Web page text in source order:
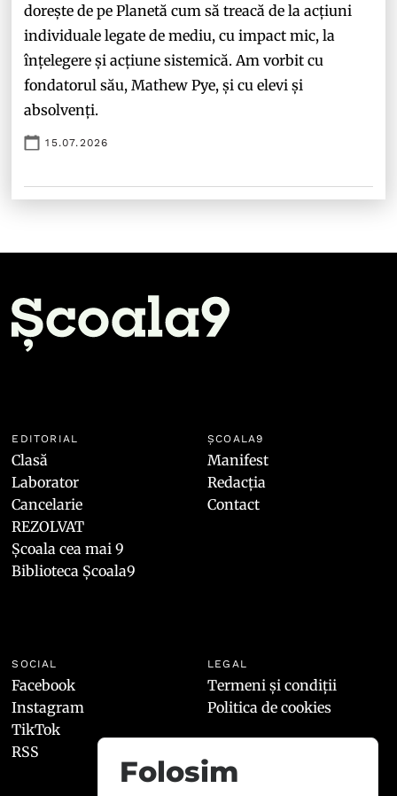
dorește de pe Planetă cum să treacă de la acțiuni
individuale legate de mediu, cu impact mic, la
înțelegere și acțiune sistemică. Am vorbit cu
fondatorul său, Mathew Pye, și cu elevi și
absolvenți.
15.07.2026
EDITORIAL
Clasă
Laborator
Cancelarie
REZOLVAT
Școala cea mai 9
Biblioteca Școala9
ȘCOALA9
Manifest
Redacția
Contact
SOCIAL
Facebook
Instagram
TikTok
RSS
LEGAL
Termeni și condiții
Politica de cookies
Folosim